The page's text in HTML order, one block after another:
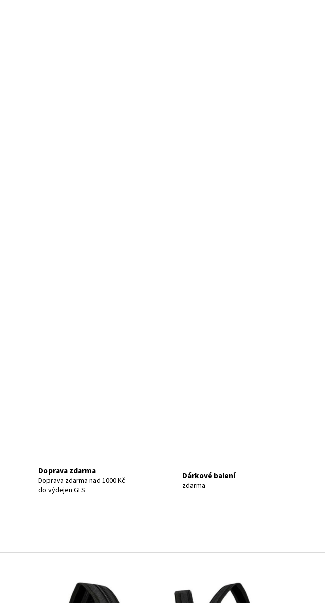
Doprava zdarma
Doprava zdarma nad 1000 Kč
do výdejen GLS
Dárkové balení
zdarma